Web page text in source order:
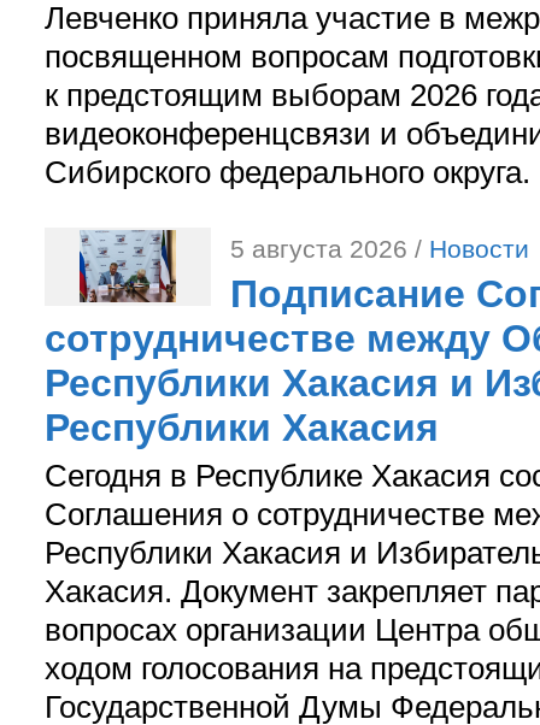
Левченко приняла участие в
посвященном вопросам
к предстоящим выборам 2026
видеоконференцсвязи и
Сибирского федерального округа.
5 августа 2026 / Новости
Подписание
сотрудничестве между
Республики Хакасия и
Республики Хакасия
Сегодня в Республике Хакасия
Соглашения о сотрудничестве
Республики Хакасия и
Хакасия. Документ закрепляет
вопросах организации Центра
ходом голосования на
Государственной Думы